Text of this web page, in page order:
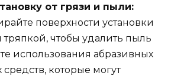
от грязи и пыли:
поверхности установки
чтобы удалить пыль
использования абразивных
которые могут